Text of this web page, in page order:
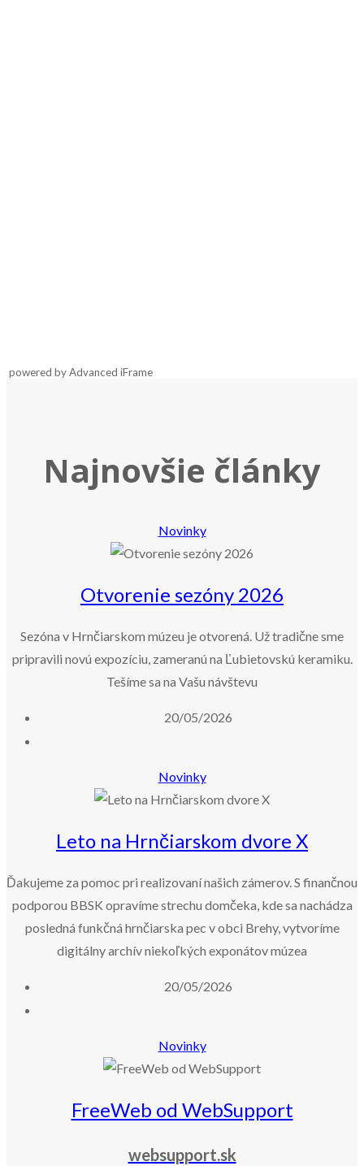
powered by Advanced iFrame
Najnovšie články
Novinky
Otvorenie sezóny 2026
Sezóna v Hrnčiarskom múzeu je otvorená. Už tradične sme
pripravili novú expozíciu, zameranú na Ľubietovskú keramiku.
Tešíme sa na Vašu návštevu
20/05/2026
Novinky
Leto na Hrnčiarskom dvore X
Ďakujeme za pomoc pri realizovaní našich zámerov. S finančnou
podporou BBSK opravíme strechu domčeka, kde sa nachádza
posledná funkčná hrnčiarska pec v obci Brehy, vytvoríme
digitálny archív niekoľkých exponátov múzea
20/05/2026
Novinky
FreeWeb od WebSupport
websupport.sk